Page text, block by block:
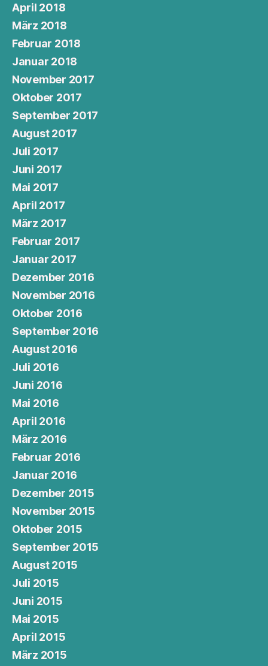
April 2018
März 2018
Februar 2018
Januar 2018
November 2017
Oktober 2017
September 2017
August 2017
Juli 2017
Juni 2017
Mai 2017
April 2017
März 2017
Februar 2017
Januar 2017
Dezember 2016
November 2016
Oktober 2016
September 2016
August 2016
Juli 2016
Juni 2016
Mai 2016
April 2016
März 2016
Februar 2016
Januar 2016
Dezember 2015
November 2015
Oktober 2015
September 2015
August 2015
Juli 2015
Juni 2015
Mai 2015
April 2015
März 2015